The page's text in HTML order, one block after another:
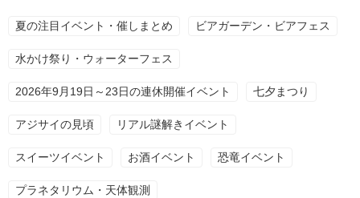
夏の注目イベント・催しまとめ ビアガーデン・ビアフェス
水かけ祭り・ウォーターフェス
2026年9月19日～23日の連休開催イベント 七夕まつり
アジサイの見頃 リアル謎解きイベント
スイーツイベント お酒イベント 恐竜イベント
プラネタリウム・天体観測